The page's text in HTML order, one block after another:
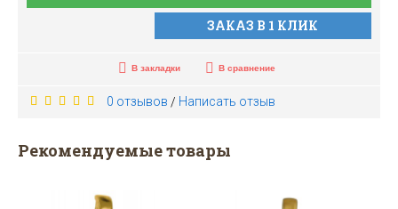
ЗАКАЗ В 1 КЛИК
В закладки В сравнение
0 отзывов / Написать отзыв
Рекомендуемые товары